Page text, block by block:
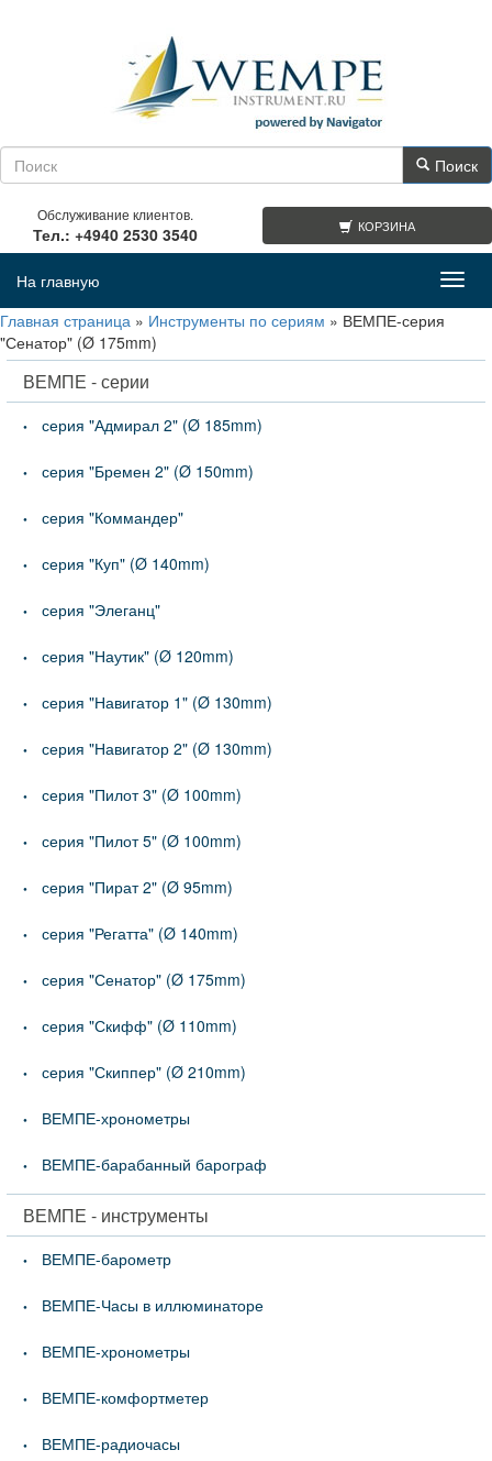
Поиск
Обслуживание клиентов.
Тел.: +4940 2530 3540 КОРЗИНА
На главную
Главная страница » Инструменты по сериям » ВЕМПЕ-серия
"Сенатор" (Ø 175mm)
ВЕМПЕ - серии
серия "Адмирал 2" (Ø 185mm)
серия "Бремен 2" (Ø 150mm)
серия "Коммандер"
серия "Куп" (Ø 140mm)
серия "Элеганц"
серия "Наутик" (Ø 120mm)
серия "Навигатор 1" (Ø 130mm)
серия "Навигатор 2" (Ø 130mm)
серия "Пилот 3" (Ø 100mm)
серия "Пилот 5" (Ø 100mm)
серия "Пират 2" (Ø 95mm)
серия "Регатта" (Ø 140mm)
серия "Сенатор" (Ø 175mm)
серия "Скифф" (Ø 110mm)
серия "Скиппер" (Ø 210mm)
ВЕМПЕ-хронометры
ВЕМПЕ-барабанный барограф
ВЕМПЕ - инструменты
ВЕМПЕ-барометр
ВЕМПЕ-Часы в иллюминаторе
ВЕМПЕ-хронометры
ВЕМПЕ-комфортметер
ВЕМПЕ-радиочасы